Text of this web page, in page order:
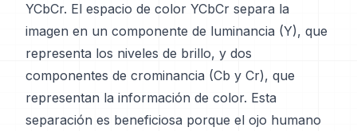
YCbCr. El espacio de color YCbCr separa la
imagen en un componente de luminancia (Y), que
representa los niveles de brillo, y dos
componentes de crominancia (Cb y Cr), que
representan la información de color. Esta
separación es beneficiosa porque el ojo humano